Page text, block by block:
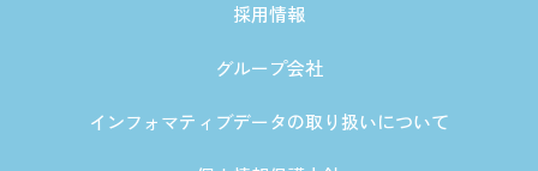
採用情報
グループ会社
インフォマティブデータの取り扱いについて